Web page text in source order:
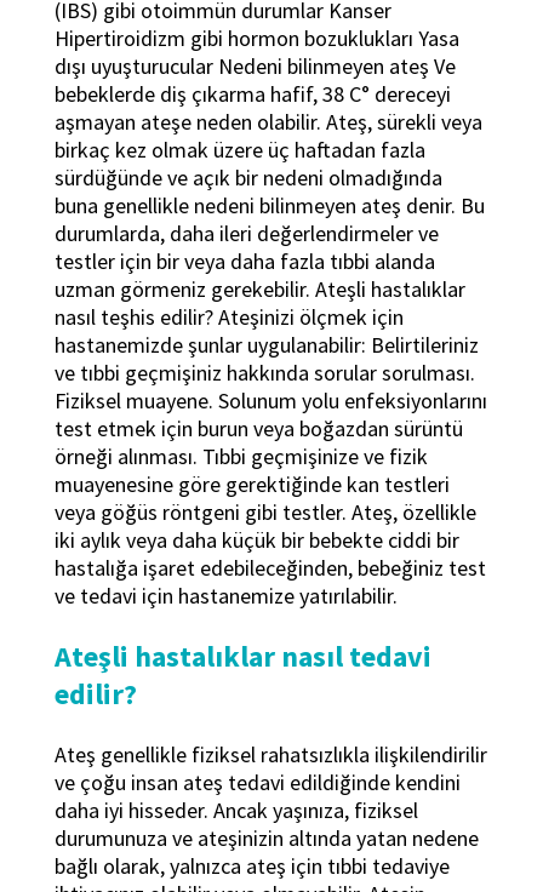
(IBS) gibi otoimmün durumlar Kanser
Hipertiroidizm gibi hormon bozuklukları Yasa
dışı uyuşturucular Nedeni bilinmeyen ateş Ve
bebeklerde diş çıkarma hafif, 38 C° dereceyi
aşmayan ateşe neden olabilir. Ateş, sürekli veya
birkaç kez olmak üzere üç haftadan fazla
sürdüğünde ve açık bir nedeni olmadığında
buna genellikle nedeni bilinmeyen ateş denir. Bu
durumlarda, daha ileri değerlendirmeler ve
testler için bir veya daha fazla tıbbi alanda
uzman görmeniz gerekebilir. Ateşli hastalıklar
nasıl teşhis edilir? Ateşinizi ölçmek için
hastanemizde şunlar uygulanabilir: Belirtileriniz
ve tıbbi geçmişiniz hakkında sorular sorulması.
Fiziksel muayene. Solunum yolu enfeksiyonlarını
test etmek için burun veya boğazdan sürüntü
örneği alınması. Tıbbi geçmişinize ve fizik
muayenesine göre gerektiğinde kan testleri
veya göğüs röntgeni gibi testler. Ateş, özellikle
iki aylık veya daha küçük bir bebekte ciddi bir
hastalığa işaret edebileceğinden, bebeğiniz test
ve tedavi için hastanemize yatırılabilir.
Ateşli hastalıklar nasıl tedavi
edilir?
Ateş genellikle fiziksel rahatsızlıkla ilişkilendirilir
ve çoğu insan ateş tedavi edildiğinde kendini
daha iyi hisseder. Ancak yaşınıza, fiziksel
durumunuza ve ateşinizin altında yatan nedene
bağlı olarak, yalnızca ateş için tıbbi tedaviye